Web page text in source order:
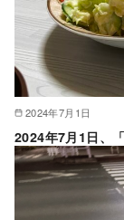
2024年7月1日
2024年7月1日、